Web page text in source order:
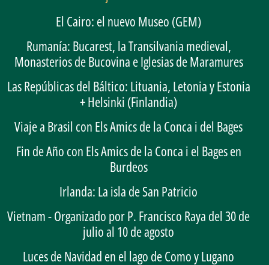
El Cairo: el nuevo Museo (GEM)
Rumanía: Bucarest, la Transilvania medieval,
Monasterios de Bucovina e Iglesias de Maramures
Las Repúblicas del Báltico: Lituania, Letonia y Estonia
+ Helsinki (Finlandia)
Viaje a Brasil con Els Amics de la Conca i del Bages
Fin de Año con Els Amics de la Conca i el Bages en
Burdeos
Irlanda: La isla de San Patricio
Vietnam - Organizado por P. Francisco Raya del 30 de
julio al 10 de agosto
Luces de Navidad en el lago de Como y Lugano